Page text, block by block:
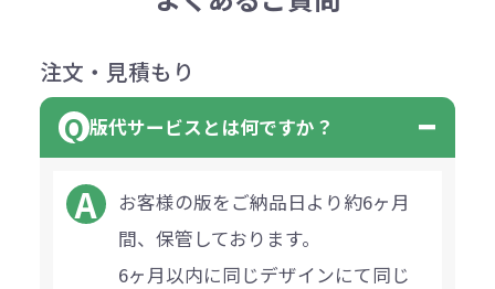
注文・見積もり
版代サービスとは何ですか？
お客様の版をご納品日より約6ヶ月
間、保管しております。
6ヶ月以内に同じデザインにて同じ